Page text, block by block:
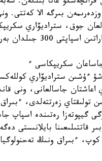
بىرگە الا كەتتى.
جوق، ستراديۆاري
عاجايىپ ءۇن شىعاراتىن
سكريپكاسى ء
ءۇشىن ستراديۆاري
اعاشتان جاسالعانى، ونى
تولىقتاي زەرتتەلدى،
گيپوتەزا رەتىندە اسپاپ
قاتتىلىعىنا بايلانىستى
كوپ، ءبىراق ونىڭ